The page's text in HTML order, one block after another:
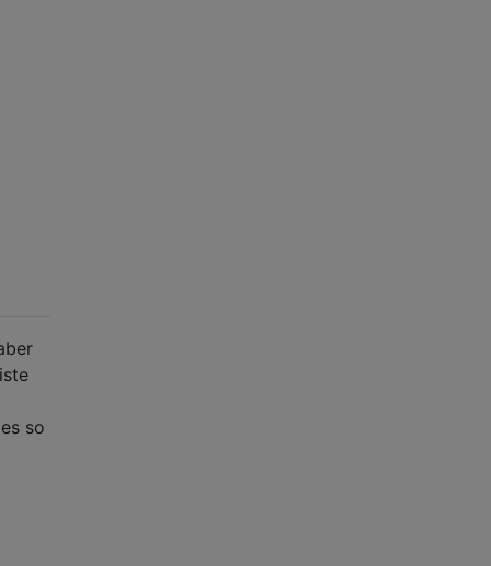
so